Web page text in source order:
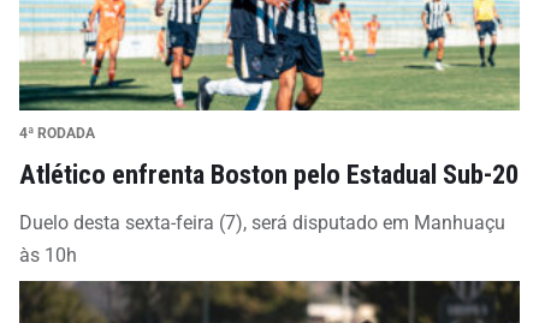
4ª RODADA
Atlético enfrenta Boston pelo Estadual Sub-20
Duelo desta sexta-feira (7), será disputado em Manhuaçu
às 10h